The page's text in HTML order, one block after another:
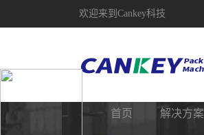
欢迎来到Cankey科技
首页 解决方案